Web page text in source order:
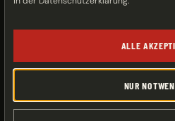
© 2026 Lars Konarek
NUR
ALLE